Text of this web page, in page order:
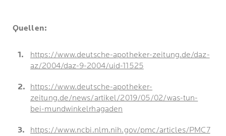
Quellen:
https://www.deutsche-apotheker-zeitung.de/daz-
az/2004/daz-9-2004/uid-11525
https://www.deutsche-apotheker-
zeitung.de/news/artikel/2019/05/02/was-tun-
bei-mundwinkelrhagaden
https://www.ncbi.nlm.nih.gov/pmc/articles/PMC7